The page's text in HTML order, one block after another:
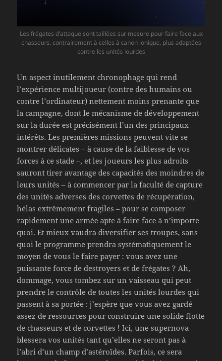
Les frégates d’attaque sont taillées sur mesure pour faire face aux
chasseurs, contrairement à celles à canon ionique, plus adaptées
contre les unités lourdes
Un aspect inutilement chronophage qui rend
l’expérience multijoueur (contre des humains ou
contre l’ordinateur) nettement moins prenante que
la campagne, dont le mécanisme de développement
sur la durée est précisément l’un des principaux
intérêts. Les premières missions peuvent vite se
montrer délicates – à cause de la faiblesse de vos
forces à ce stade –, et les joueurs les plus adroits
sauront tirer avantage des capacités des moindres de
leurs unités – à commencer par la faculté de capture
des unités adverses des corvettes de récupération,
hélas extrêmement fragiles – pour se composer
rapidement une armée apte à faire face à n’importe
quoi. Et mieux vaudra diversifier ses troupes, sans
quoi le programme prendra systématiquement le
moyen de vous le faire payer : vous avez une
puissante force de destroyers et de frégates ? Ah,
dommage, vous tombez sur un vaisseau qui peut
prendre le contrôle de toutes les unités lourdes qui
passent à sa portée : j’espère que vous avez gardé
assez de ressources pour construire une solide flotte
de chasseurs et de corvettes ! Ici, une supernova
blessera vos unités tant qu’elles ne seront pas à
l’abri d’un champ d’astéroïdes. Parfois, ce sera